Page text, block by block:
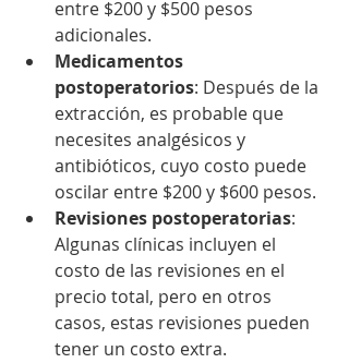
entre $200 y $500 pesos
adicionales.
Medicamentos
postoperatorios: Después de la
extracción, es probable que
necesites analgésicos y
antibióticos, cuyo costo puede
oscilar entre $200 y $600 pesos.
Revisiones postoperatorias:
Algunas clínicas incluyen el
costo de las revisiones en el
precio total, pero en otros
casos, estas revisiones pueden
tener un costo extra.